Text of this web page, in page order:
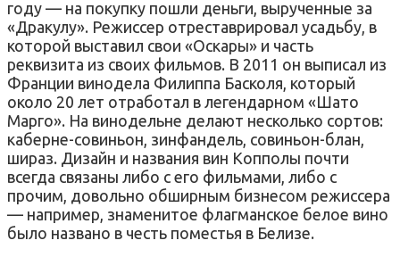
году — на покупку пошли деньги, вырученные за
«Дракулу». Режиссер отреставрировал усадьбу, в
которой выставил свои «Оскары» и часть
реквизита из своих фильмов. В 2011 он выписал из
Франции винодела Филиппа Басколя, который
около 20 лет отработал в легендарном «Шато
Марго». На винодельне делают несколько сортов:
каберне-совиньон, зинфандель, совиньон-блан,
шираз. Дизайн и названия вин Копполы почти
всегда связаны либо с его фильмами, либо с
прочим, довольно обширным бизнесом режиссера
— например, знаменитое флагманское белое вино
было названо в честь поместья в Белизе.